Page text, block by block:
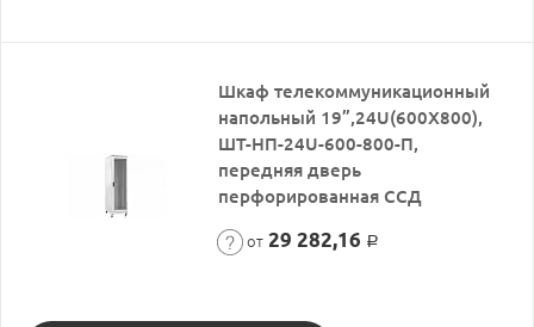
Шкаф телекоммуникационный
напольный 19”,24U(600X800),
ШТ-НП-24U-600-800-П,
передняя дверь
перфорированная ССД
от 29 282,16 Р